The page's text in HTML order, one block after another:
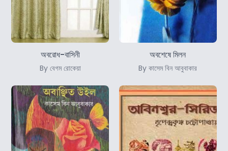
অবরোধ-বাসিনী
By বেগম রোকেয়া
অবশেষে মিলন
By কাসেম বিন আবুবাকার